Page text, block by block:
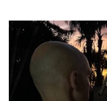
Tag:
percepção
budista